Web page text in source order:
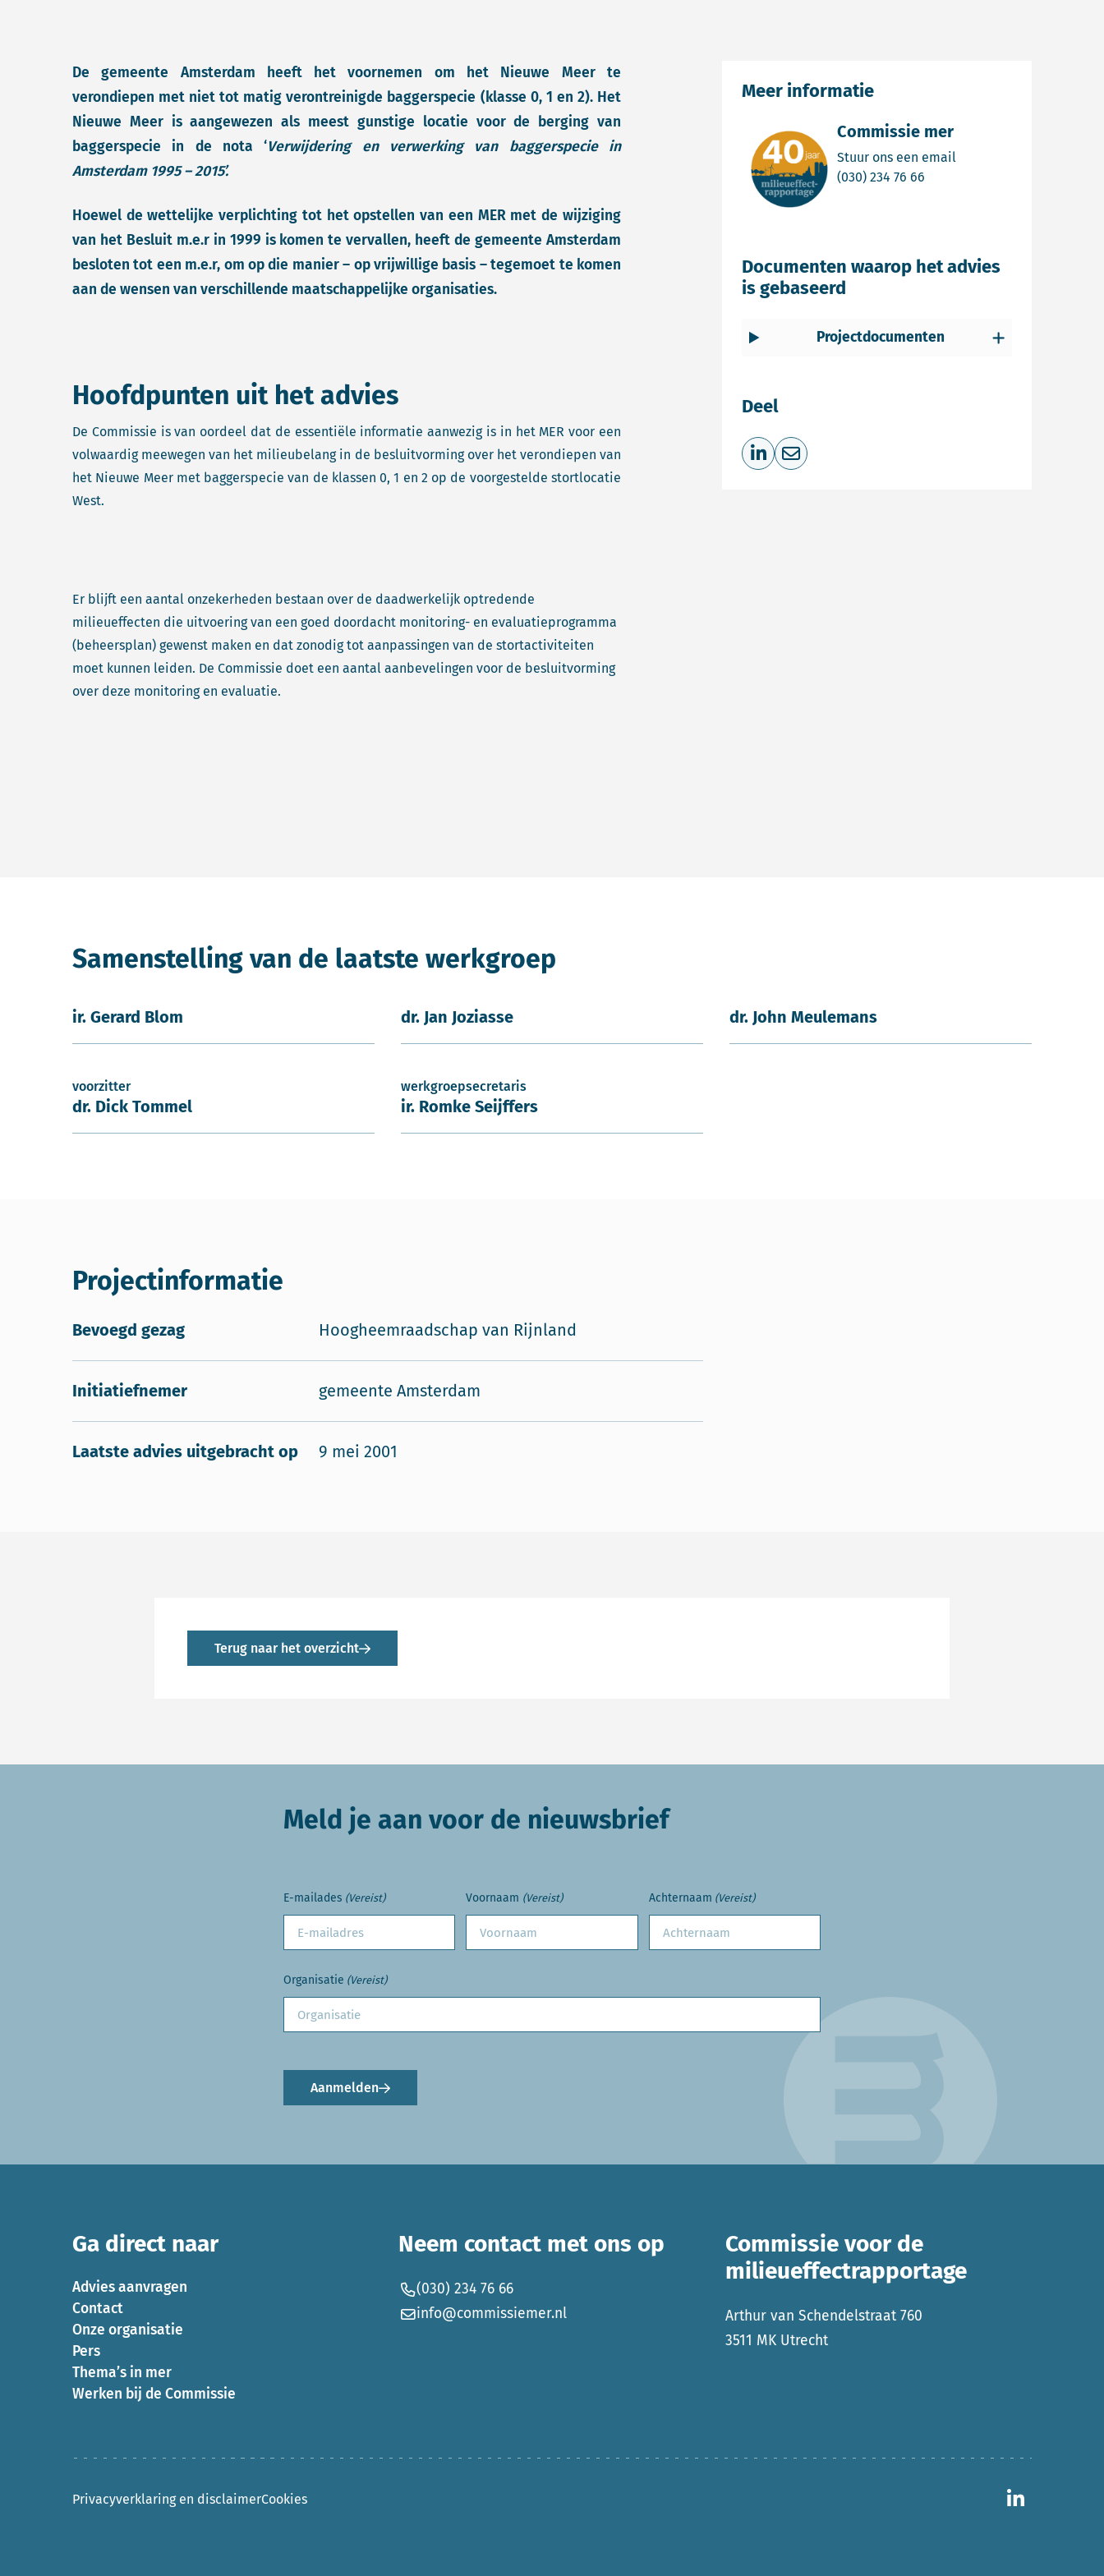
De gemeente Amsterdam heeft het voornemen om het Nieuwe Meer te
verondiepen met niet tot matig verontreinigde baggerspecie (klasse 0, 1 en 2). Het
Nieuwe Meer is aangewezen als meest gunstige locatie voor de berging van
baggerspecie in de nota ‘Verwijdering en verwerking van baggerspecie in
Amsterdam 1995 – 2015’.
Hoewel de wettelijke verplichting tot het opstellen van een MER met de wijziging
van het Besluit m.e.r in 1999 is komen te vervallen, heeft de gemeente Amsterdam
besloten tot een m.e.r, om op die manier – op vrijwillige basis – tegemoet te komen
aan de wensen van verschillende maatschappelijke organisaties.
Hoofdpunten uit het advies
De Commissie is van oordeel dat de essentiële informatie aanwezig is in het MER voor een
volwaardig meewegen van het milieubelang in de besluitvorming over het verondiepen van
het Nieuwe Meer met baggerspecie van de klassen 0, 1 en 2 op de voorgestelde stortlocatie
West.
Er blijft een aantal onzekerheden bestaan over de daadwerkelijk optredende
milieueffecten die uitvoering van een goed doordacht monitoring- en evaluatieprogramma
(beheersplan) gewenst maken en dat zonodig tot aanpassingen van de stortactiviteiten
moet kunnen leiden. De Commissie doet een aantal aanbevelingen voor de besluitvorming
over deze monitoring en evaluatie.
Commissie mer
Stuur ons een email
(030) 234 76 66
Meer informatie
Documenten waarop het advies
is gebaseerd
Projectdocumenten
Deel
Deel op LinkedIn
Deel via e-mail
Samenstelling van de laatste werkgroep
ir. Gerard Blom dr. Jan Joziasse dr. John Meulemans
voorzitter
dr. Dick Tommel
werkgroepsecretaris
ir. Romke Seijffers
Projectinformatie
Bevoegd gezag Hoogheemraadschap van Rijnland
Initiatiefnemer gemeente Amsterdam
Laatste advies uitgebracht op 9 mei 2001
Terug naar het overzicht
Meld je aan voor de nieuwsbrief
E-mailades (Vereist) Voornaam (Vereist) Achternaam (Vereist)
Organisatie (Vereist)
Aanmelden
Ga direct naar
Advies aanvragen
Contact
Onze organisatie
Pers
Thema’s in mer
Werken bij de Commissie
Neem contact met ons op
(030) 234 76 66
info@commissiemer.nl
Commissie voor de
milieueffectrapportage
Arthur van Schendelstraat 760
3511 MK Utrecht
Privacyverklaring en disclaimerCookies Ga naar